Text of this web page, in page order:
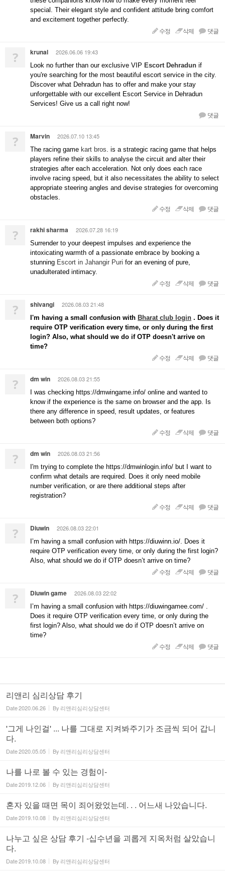
special. Their elegant style and confident attitude bring comfort
and excitement together perfectly.
수정 삭제 댓글
? krunal 2026.06.06 19:43
Look no further than our exclusive VIP Escort Dehradun if
you're searching for the most beautiful escort service in the city.
Discover what Dehradun has to offer and make your stay
unforgettable with our excellent Escort Service in Dehradun
Services! Give us a call right now!
댓글
? Marvin 2026.07.10 13:45
The racing game kart bros. is a strategic racing game that helps
players refine their skills to analyse the circuit and alter their
strategies after each acceleration. Not only does each race
involve racing speed, but it also necessitates the ability to select
appropriate steering angles and devise strategies for overcoming
obstacles.
수정 삭제 댓글
? rakhi sharma 2026.07.28 16:19
Surrender to your deepest impulses and experience the
intoxicating warmth of a passionate embrace by booking a
stunning Escort in Jahangir Puri for an evening of pure,
unadulterated intimacy.
수정 삭제 댓글
? shivangi 2026.08.03 21:48
I'm having a small confusion with Bharat club login . Does it
require OTP verification every time, or only during the first
login? Also, what should we do if OTP doesn't arrive on
time?
수정 삭제 댓글
? dm win 2026.08.03 21:55
I was checking https://dmwingame.info/ online and wanted to
know if the experience is the same on browser and the app. Is
there any difference in speed, result updates, or features
between both options?
수정 삭제 댓글
? dm win 2026.08.03 21:56
I'm trying to complete the https://dmwinlogin.info/ but I want to
confirm what details are required. Does it only need mobile
number verification, or are there additional steps after
registration?
수정 삭제 댓글
? Diuwin 2026.08.03 22:01
I’m having a small confusion with https://diuwinn.io/. Does it
require OTP verification every time, or only during the first login?
Also, what should we do if OTP doesn’t arrive on time?
수정 삭제 댓글
? Diuwin game 2026.08.03 22:02
I’m having a small confusion with https://diuwingamee.com/ .
Does it require OTP verification every time, or only during the
first login? Also, what should we do if OTP doesn’t arrive on
time?
수정 삭제 댓글
리앤리 심리상담 후기
Date2020.06.26 By 리앤리심리상담센터
'그게 나인걸' ... 나를 그대로 지켜봐주기가 조금씩 되어 갑니
다.
Date2020.05.05 By 리앤리심리상담센터
나를 나로 볼 수 있는 경험이-
Date2019.12.06 By 리앤리심리상담센터
혼자 있을 때면 목이 죄어왔었는데. . . 어느새 나았습니다.
Date2019.10.08 By 리앤리심리상담센터
나누고 싶은 상담 후기 -십수년을 괴롭게 지옥처럼 살았습니
다.
Date2019.10.08 By 리앤리심리상담센터